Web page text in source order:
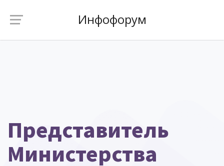
Инфофорум
Представитель
Министерства